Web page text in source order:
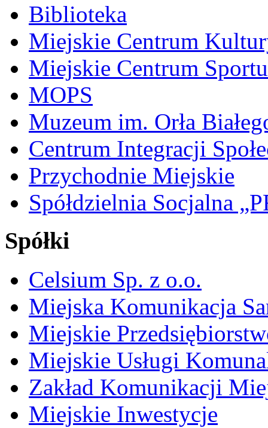
Biblioteka
Miejskie Centrum
Miejskie Centrum
MOPS
Muzeum im. Orła
Centrum Integracji
Przychodnie Miejskie
Spółdzielnia Socjalna
Spółki
Celsium Sp. z o.o.
Miejska Komunikacja
Miejskie
Miejskie Usługi
Zakład Komunikacji
Miejskie Inwestycje